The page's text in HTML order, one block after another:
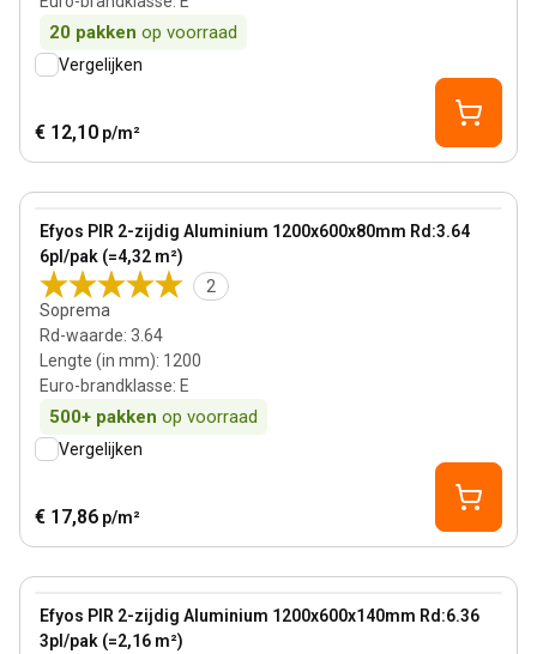
20 pakken op voorraad
Vergelijken
€ 12,10 p/m²
Efyos PIR 2-zijdig Aluminium 1200x600x80mm Rd:3.64
6pl/pak (=4,32 m²)
2
Soprema
Rd-waarde: 3.64
Lengte (in mm): 1200
Euro-brandklasse: E
500+ pakken op voorraad
View product
Vergelijken
€ 17,86 p/m²
Efyos PIR 2-zijdig Aluminium 1200x600x140mm Rd:6.36
3pl/pak (=2,16 m²)
View product